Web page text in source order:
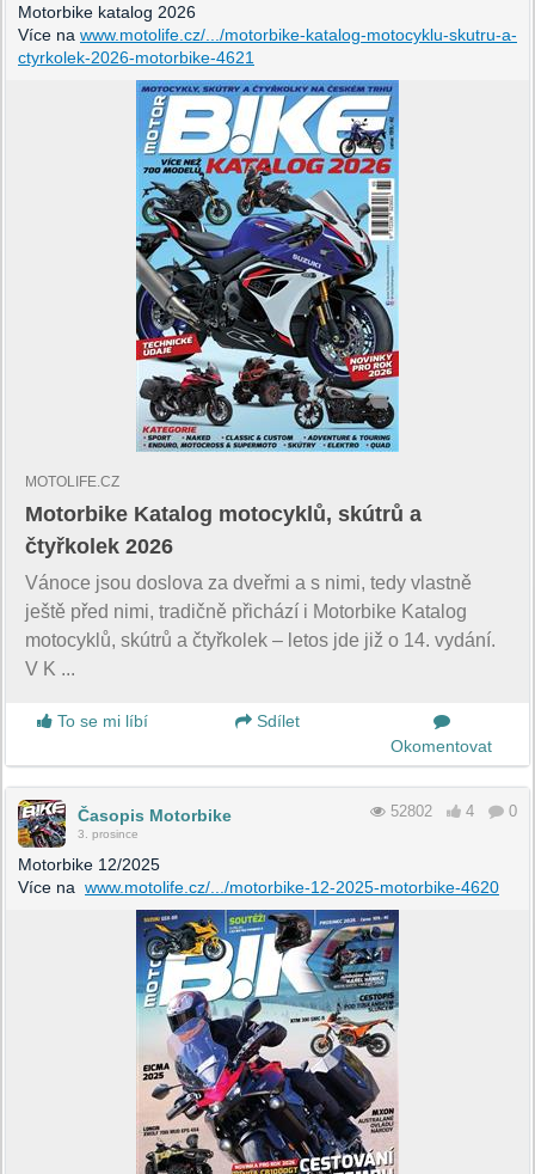
Motorbike katalog 2026
Více na www.motolife.cz/.../motorbike-katalog-motocyklu-skutru-a-
ctyrkolek-2026-motorbike-4621
MOTOLIFE.CZ
Motorbike Katalog motocyklů, skútrů a
čtyřkolek 2026
Vánoce jsou doslova za dveřmi a s nimi, tedy vlastně
ještě před nimi, tradičně přichází i Motorbike Katalog
motocyklů, skútrů a čtyřkolek – letos jde již o 14. vydání.
V K ...
To se mi líbí
Sdílet
Okomentovat
Časopis Motorbike
3. prosince
52802 4 0
Motorbike 12/2025
Více na www.motolife.cz/.../motorbike-12-2025-motorbike-4620